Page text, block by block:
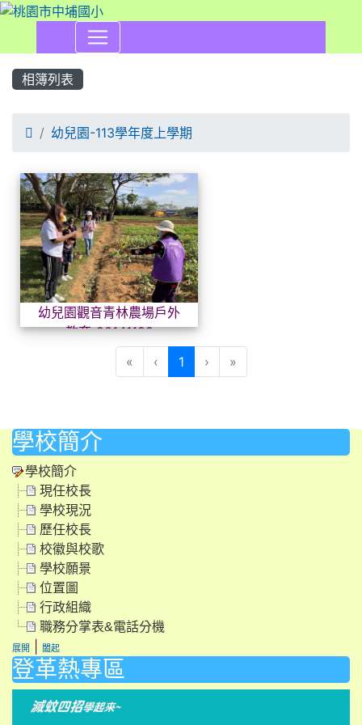
相簿列表
 幼兒園-113學年度上學期
相簿列表
幼兒園觀音青林農場戶外
教育-20141129
«
‹ 1(目前頁次)
› »
學校簡介
學校簡介
現任校長
學校現況
歷任校長
校徽與校歌
學校願景
位置圖
行政組織
職務分掌表&電話分機
展開 闔起
登革熱專區